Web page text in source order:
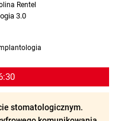
Rentel
3.0
stomatologicznym.